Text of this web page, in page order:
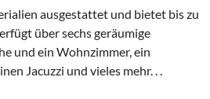
ausgestattet und bietet bis zu
über sechs geräumige
und ein Wohnzimmer, ein
Jacuzzi und vieles mehr. . .